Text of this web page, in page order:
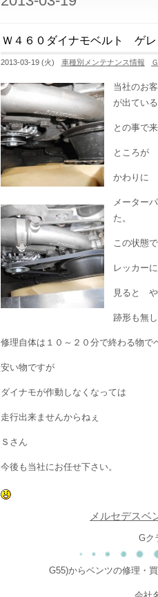
Ｗ４６０ダイナモベルト ゲレ
2013-03-19 (火) 車種別メンテナンス情報
当社のお
が出ている
との事で
ところが
かわりに
メーター
た。
この状態
レッカー
見ると や
跡形も無
修理自体は１０～２０分で終わる物で
安い物ですが
ダイナモが作動しなくなっては
走行出来ませんからねぇ
Ｓさん
今後も当社にお任せ下さい。
メルセデスベ
Gク
G55)からベンツの修理・